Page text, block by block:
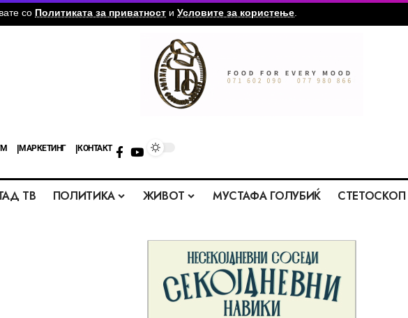
со Политиката за приватност и Условите за користење.
МАРКЕТИНГ КОНТАКТ
ТВ ПОЛИТИКА ЖИВОТ МУСТАФА ГОЛУБИЌ СТЕТОСКОП